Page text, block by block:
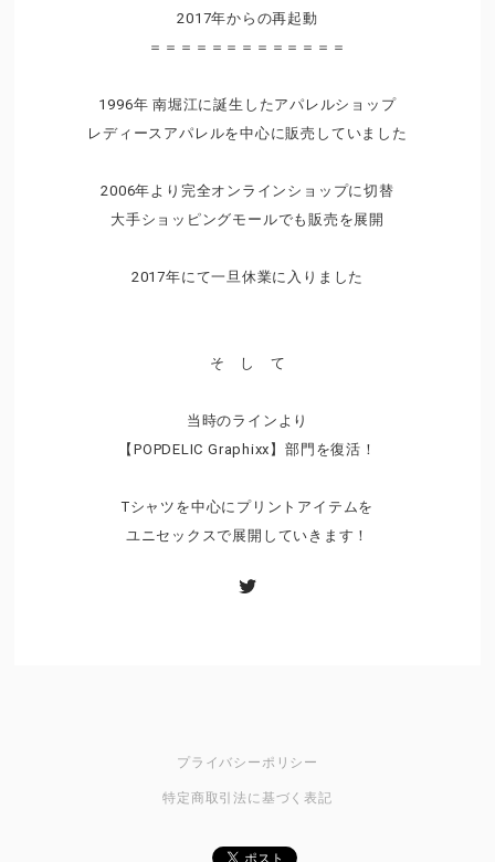
2017年からの再起動
＝＝＝＝＝＝＝＝＝＝＝＝＝
1996年 南堀江に誕生したアパレルショップ
レディースアパレルを中心に販売していました
2006年より完全オンラインショップに切替
大手ショッピングモールでも販売を展開
2017年にて一旦休業に入りました
そ し て
当時のラインより
【POPDELIC Graphixx】部門を復活！
Tシャツを中心にプリントアイテムを
ユニセックスで展開していきます！
プライバシーポリシー
特定商取引法に基づく表記